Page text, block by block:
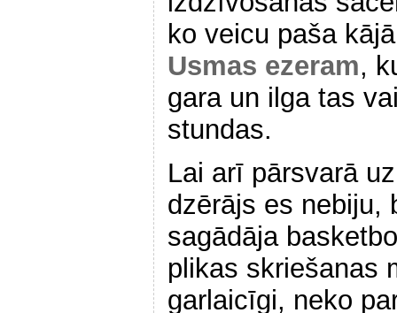
ko veicu paša
Usmas ezeram,
gara un ilga tas
stundas.
Lai arī pārsvarā
dzērājs es nebiju,
sagādāja
plikas skriešanas
garlaicīgi, neko